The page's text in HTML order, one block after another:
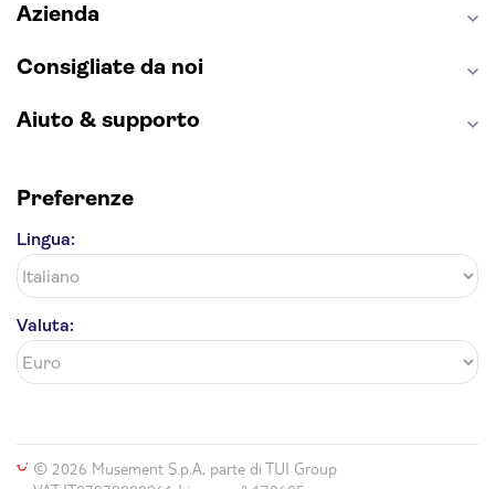
Azienda
Consigliate da noi
Aiuto & supporto
Preferenze
Lingua:
Valuta:
© 2026 Musement S.p.A, parte di TUI Group